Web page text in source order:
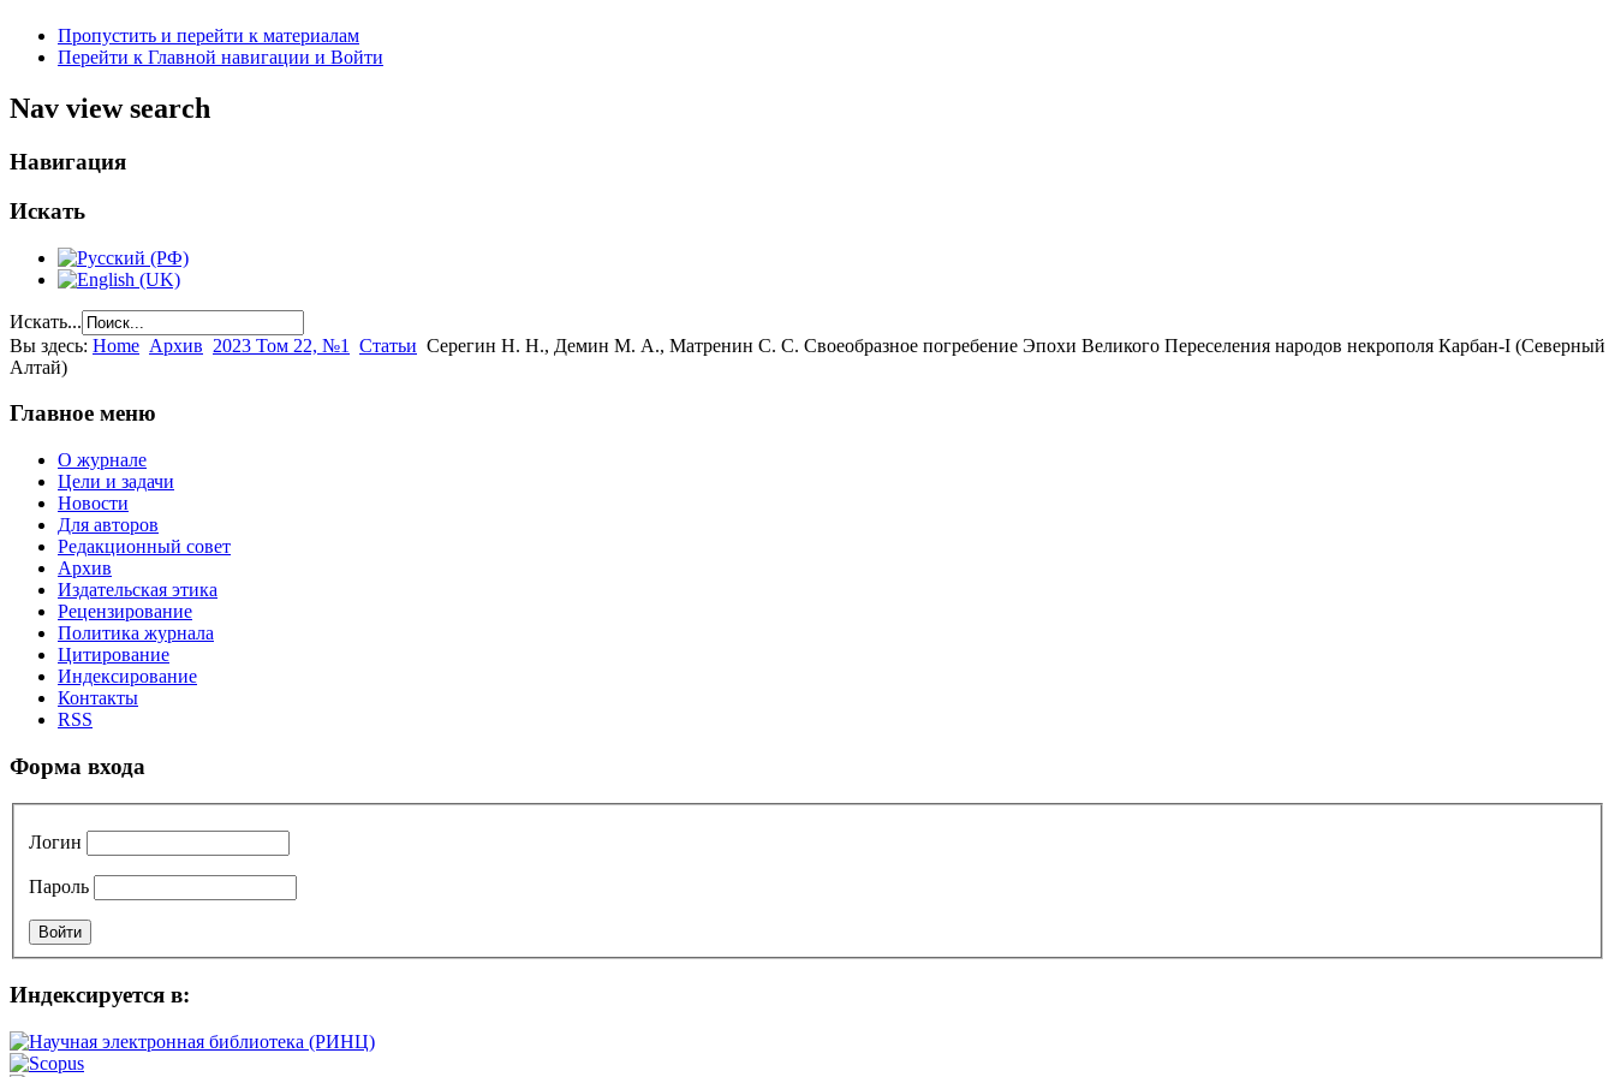
Пропустить и перейти к материалам
Перейти к Главной навигации и Войти
Nav view search
Навигация
Искать
Искать...
Вы здесь: Home Архив 2023 Том 22, №1 Статьи Серегин Н. Н., Демин М. А., Матренин С. С. Своеобразное погребение Эпохи Великого Переселения народов некрополя Карбан-I (Северный
Алтай)
Главное меню
О журнале
Цели и задачи
Новости
Для авторов
Редакционный совет
Архив
Издательская этика
Рецензирование
Политика журнала
Цитирование
Индексирование
Контакты
RSS
Форма входа
Логин
Пароль
Индексируется в: